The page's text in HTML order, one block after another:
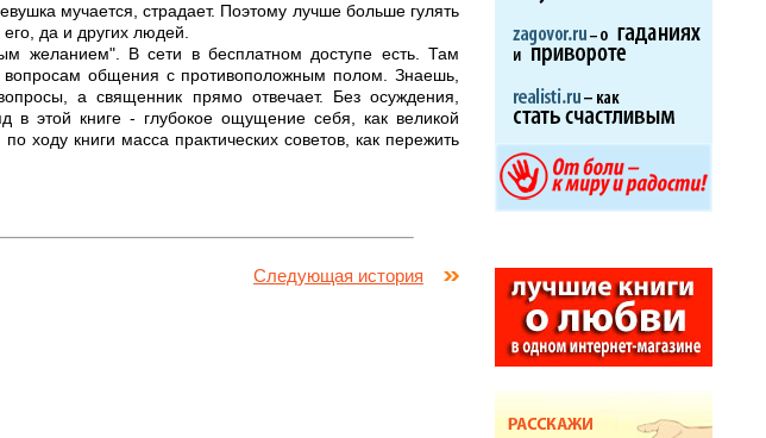
мучается, страдает. Поэтому лучше больше гулять
да и других людей.
желанием". В сети в бесплатном доступе есть. Там
общения с противоположным полом. Знаешь,
а священник прямо отвечает. Без осуждения,
в этой книге - глубокое ощущение себя, как великой
ходу книги масса практических советов, как пережить
Следующая история